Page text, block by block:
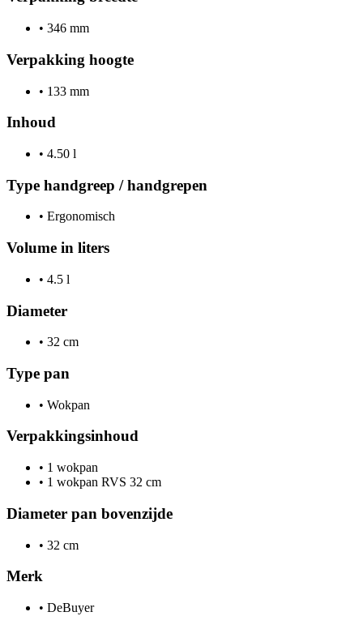
• 346 mm
Verpakking hoogte
• 133 mm
Inhoud
• 4.50 l
Type handgreep / handgrepen
• Ergonomisch
Volume in liters
• 4.5 l
Diameter
• 32 cm
Type pan
• Wokpan
Verpakkingsinhoud
• 1 wokpan
• 1 wokpan RVS 32 cm
Diameter pan bovenzijde
• 32 cm
Merk
• DeBuyer